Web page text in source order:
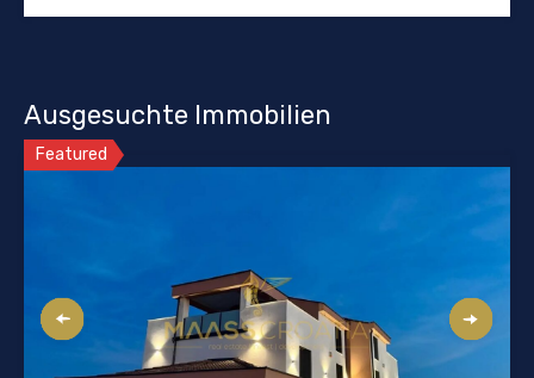
Ausgesuchte Immobilien
Featured